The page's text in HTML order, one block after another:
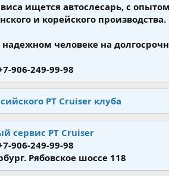
ищется автослесарь, с
и корейского производства.
человеке на
906-249-99-98
PT Cruiser клуба
сервис PT Cruiser
906-249-99-98
Рябовское шоссе 118